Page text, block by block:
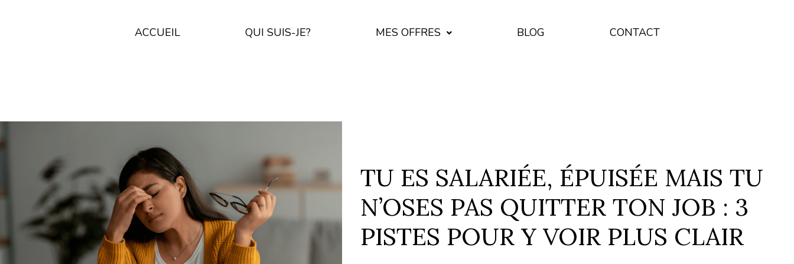
ACCUEIL QUI SUIS-JE? MES OFFRES BLOG CONTACT
TU ES SALARIÉE, ÉPUISÉE MAIS TU
N’OSES PAS QUITTER TON JOB : 3
PISTES POUR Y VOIR PLUS CLAIR